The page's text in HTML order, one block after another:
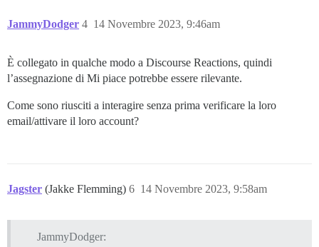
JammyDodger 14 Novembre 2023, 9:46am
4
È collegato in qualche modo a Discourse Reactions, quindi
l’assegnazione di Mi piace potrebbe essere rilevante.
Come sono riusciti a interagire senza prima verificare la loro
email/attivare il loro account?
Jagster (Jakke Flemming) 14 Novembre 2023, 9:58am
6
JammyDodger: